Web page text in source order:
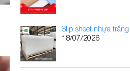
Slip sheet nhựa trắng
18/07/2026